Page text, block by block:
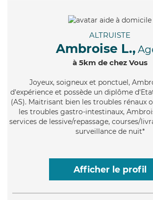
ALTRUISTE
Ambroise L.,
à 5km de chez Vous
Joyeux, soigneux et ponctuel,
d'expérience et possède un diplôme
(AS). Maitrisant bien les troubles rénaux
les troubles gastro-intestinaux,
services de lessive/repassage, courses/
surveillance de nuit*
Afficher le profil